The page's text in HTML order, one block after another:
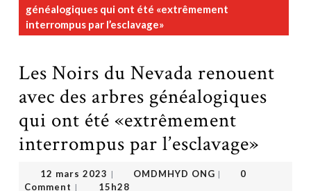
généalogiques qui ont été «extrêmement
interrompus par l’esclavage»
Les Noirs du Nevada renouent
avec des arbres généalogiques
qui ont été «extrêmement
interrompus par l’esclavage»
12 mars 2023 | OMDMHYD ONG |
0
Comment | 15h28